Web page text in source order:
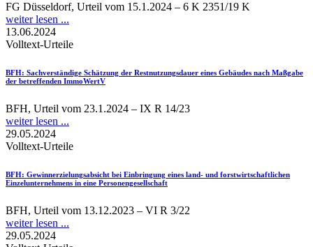
FG Düsseldorf, Urteil vom 15.1.2024 – 6 K 2351/19 K
weiter lesen ...
13.06.2024
Volltext-Urteile
BFH: Sachverständige Schätzung der Restnutzungsdauer eines Gebäudes nach Maßgabe
der betreffenden ImmoWertV
BFH, Urteil vom 23.1.2024 – IX R 14/23
weiter lesen ...
29.05.2024
Volltext-Urteile
BFH: Gewinnerzielungsabsicht bei Einbringung eines land- und forstwirtschaftlichen
Einzelunternehmens in eine Personengesellschaft
BFH, Urteil vom 13.12.2023 – VI R 3/22
weiter lesen ...
29.05.2024